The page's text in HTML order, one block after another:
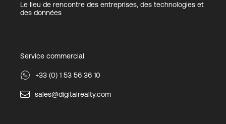
Le lieu de rencontre des entreprises, des technologies et
des données
Service commercial
+33 (0) 1 53 56 36 10
sales@digitalrealty.com